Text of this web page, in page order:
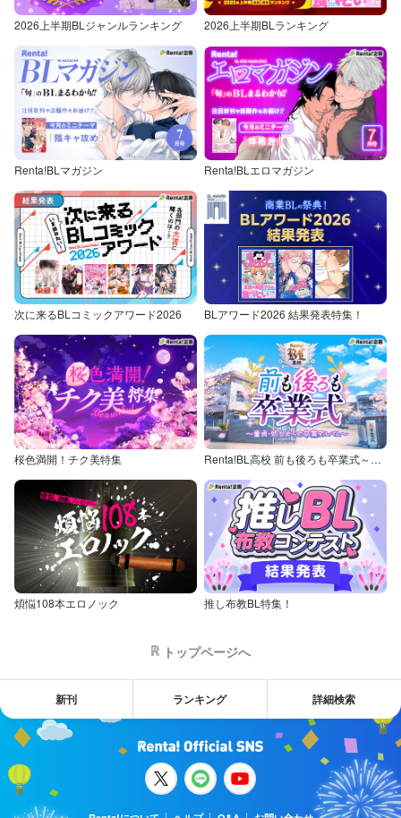
2026上半期BLジャンルランキング 2026上半期BLランキング
Renta!BLマガジン Renta!BLエロマガジン
次に来るBLコミックアワード2026 BLアワード2026 結果発表特集！
桜色満開！チク美特集 Renta!BL高校 前も後ろも卒業式～童貞・処女からの卒業アルバム～
煩悩108本エロノック 推し布教BL特集！
トップページへ
新刊 ランキング 詳細検索